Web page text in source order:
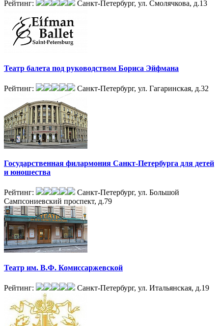
Рейтинг: Санкт-Петербург, ул. Смолячкова, д.13
Театр балета под руководством Бориса Эйфмана
Рейтинг: Санкт-Петербург, ул. Гагаринская, д.32
Государственная филармония Санкт-Петербурга для детей
и юношества
Рейтинг:
Санкт-Петербург, ул. Большой
Сампсониевский проспект, д.79
Театр им. В.Ф. Комиссаржевской
Рейтинг: Санкт-Петербург, ул. Итальянская, д.19